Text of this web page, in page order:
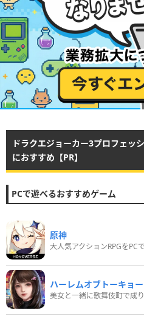
ドラクエジョーカー3プロフェッ
におすすめ【PR】
PCで遊べるおすすめゲーム
原神
大人気アクションRPGをPC
ハーレムオブトーキョー
美女と一緒に歌舞伎町で成